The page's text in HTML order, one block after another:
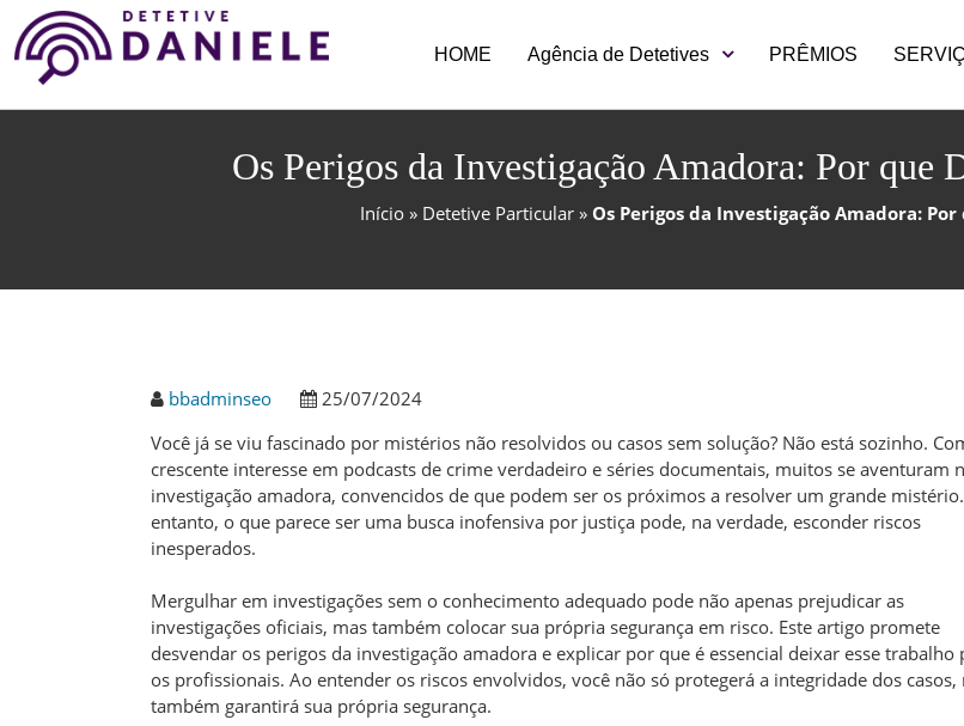
HOME Agência de Detetives PRÊMIOS
Os Perigos da Investigação Amadora: Por que
Início » Detetive Particular » Os Perigos da Investigação Amadora:
bbadminseo
25/07/2024
Você já se viu fascinado por mistérios não resolvidos ou casos sem solução? Não está sozinho.
crescente interesse em podcasts de crime verdadeiro e séries documentais, muitos se aventuram
investigação amadora, convencidos de que podem ser os próximos a resolver um grande
entanto, o que parece ser uma busca inofensiva por justiça pode, na verdade, esconder riscos
inesperados.
Mergulhar em investigações sem o conhecimento adequado pode não apenas prejudicar as
investigações oficiais, mas também colocar sua própria segurança em risco. Este artigo promete
desvendar os perigos da investigação amadora e explicar por que é essencial deixar esse trabalho
os profissionais. Ao entender os riscos envolvidos, você não só protegerá a integridade dos casos,
também garantirá sua própria segurança.